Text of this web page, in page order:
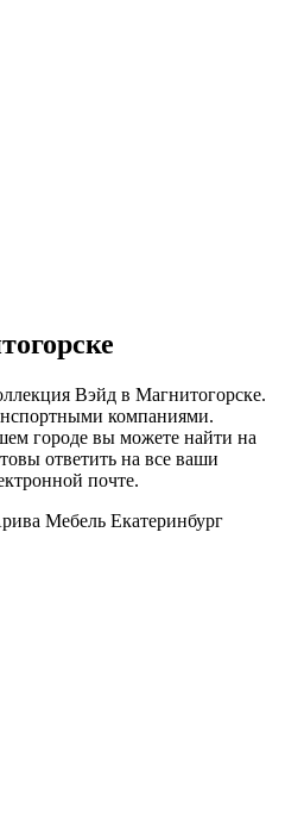
Вэйд в Магнитогорске.
компаниями.
городе вы можете найти на
ответить на все ваши
почте.
Мебель Екатеринбург